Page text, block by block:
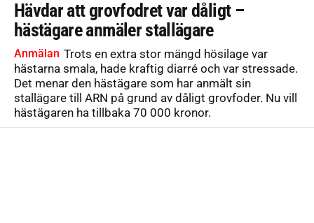
Hävdar att grovfodret var dåligt –
hästägare anmäler stallägare
Anmälan Trots en extra stor mängd hösilage var
hästarna smala, hade kraftig diarré och var stressade.
Det menar den hästägare som har anmält sin
stallägare till ARN på grund av dåligt grovfoder. Nu vill
hästägaren ha tillbaka 70 000 kronor.